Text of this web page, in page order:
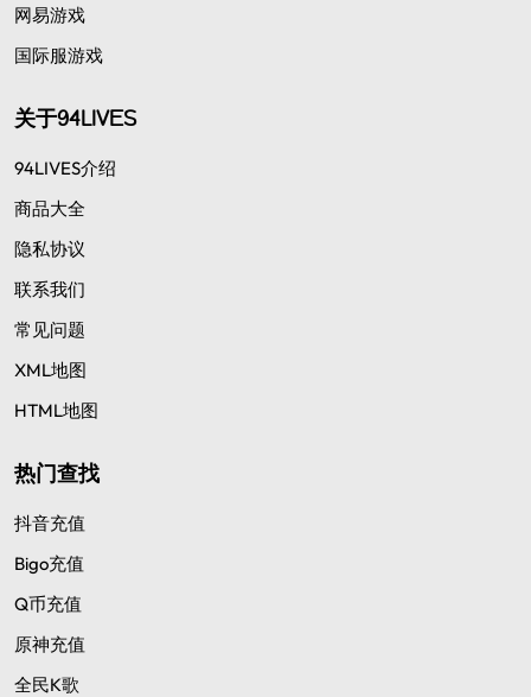
网易游戏
国际服游戏
关于94LIVES
94LIVES介绍
商品大全
隐私协议
联系我们
常见问题
XML地图
HTML地图
热门查找
抖音充值
Bigo充值
Q币充值
原神充值
全民K歌